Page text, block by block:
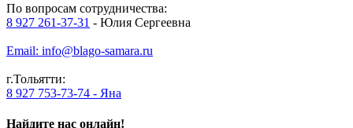
По вопросам сотрудничества:
8 927 261-37-31 - Юлия Сергеевна
Email: info@blago-samara.ru
г.Тольятти:
8 927 753-73-74 - Яна
Найдите нас онлайн!